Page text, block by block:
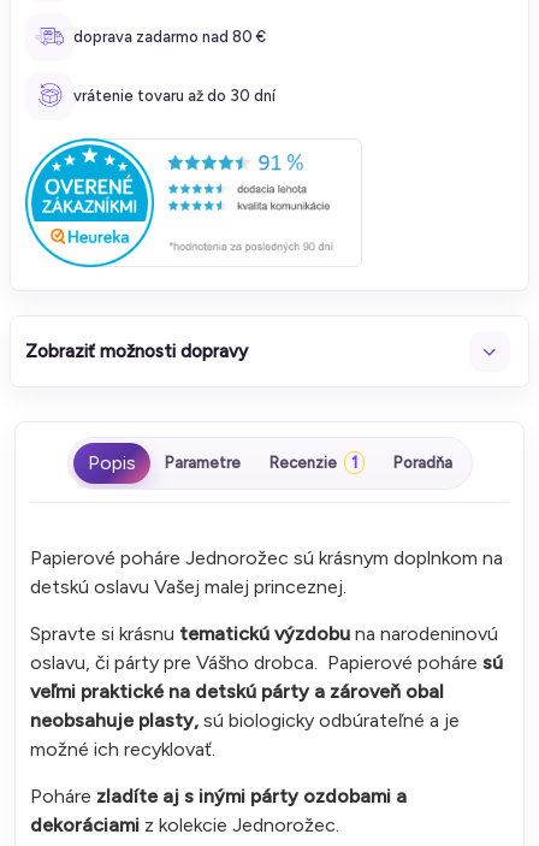
doprava zadarmo nad 80 €
vrátenie tovaru až do 30 dní
Zobraziť možnosti dopravy
Parametre Recenzie 1 Poradňa
Papierové poháre Jednorožec sú krásnym doplnkom na
detskú oslavu Vašej malej princeznej.
Spravte si krásnu tematickú výzdobu na narodeninovú
oslavu, či párty pre Vášho drobca. Papierové poháre sú
veľmi praktické na detskú párty a zároveň obal
neobsahuje plasty, sú biologicky odbúrateľné a je
možné ich recyklovať.
Poháre zladíte aj s inými párty ozdobami a
dekoráciami z kolekcie Jednorožec.